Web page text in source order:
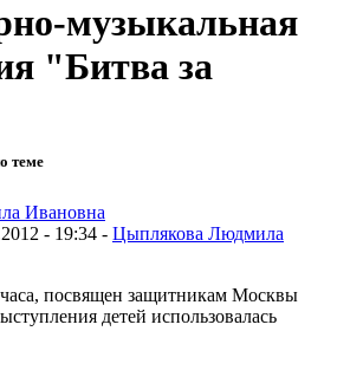
музыкальная
"Битва за
теме
- 19:34 - Цыплякова Людмила
посвящен защитникам Москвы
детей использовалась